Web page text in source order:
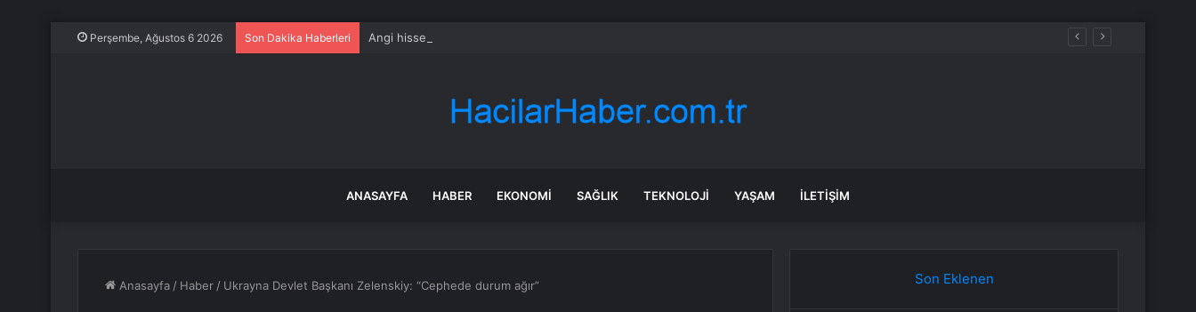
Perşembe, Ağustos 6 2026 Son Dakika Haberleri Angi hissesi bugün neden düşüyor?
ANASAYFA HABER EKONOMI SAĞLIK TEKNOLOJI YAŞAM İLETIŞIM
Anasayfa / Haber / Ukrayna Devlet Başkanı Zelenskiy: “Cephede durum ağır” Son Eklenen